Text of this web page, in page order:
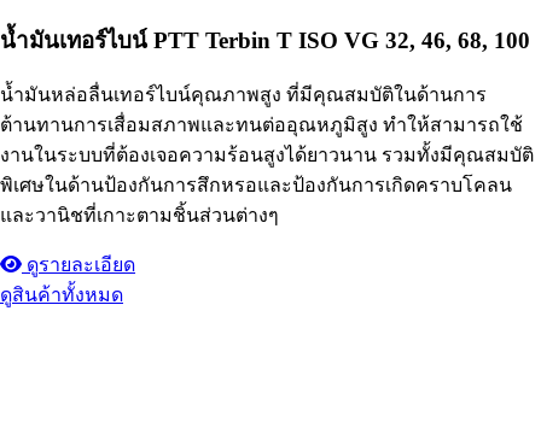
น้ำมันเทอร์ไบน์ PTT Terbin T ISO VG 32, 46, 68, 100
น้ำมันหล่อลื่นเทอร์ไบน์คุณภาพสูง ที่มีคุณสมบัติในด้านการ
ต้านทานการเสื่อมสภาพและทนต่ออุณหภูมิสูง ทำให้สามารถใช้
งานในระบบที่ต้องเจอความร้อนสูงได้ยาวนาน รวมทั้งมีคุณสมบัติ
พิเศษในด้านป้องกันการสึกหรอและป้องกันการเกิดคราบโคลน
และวานิชที่เกาะตามชิ้นส่วนต่างๆ
ดูรายละเอียด
ดูสินค้าทั้งหมด